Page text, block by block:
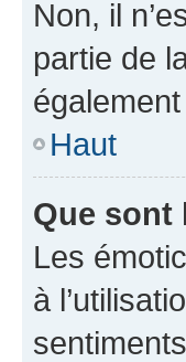
Non, il
partie de
Haut
Que sont
Les
à